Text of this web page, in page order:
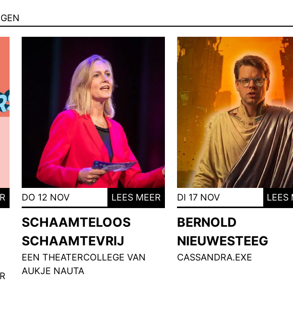
DO 12 NOV LEES MEER
SCHAAMTELOOS
SCHAAMTEVRIJ
EEN THEATERCOLLEGE VAN
AUKJE NAUTA
DI 17 NOV LEES
BERNOLD
NIEUWESTEEG
CASSANDRA.EXE